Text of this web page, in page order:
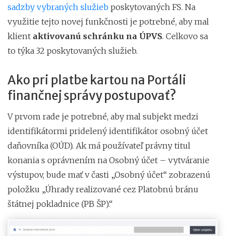
sadzby vybraných služieb poskytovaných FS. Na
využitie tejto novej funkčnosti je potrebné, aby mal
klient aktivovanú schránku na ÚPVS. Celkovo sa
to týka 32 poskytovaných služieb.
Ako pri platbe kartou na Portáli
finančnej správy postupovať?
V prvom rade je potrebné, aby mal subjekt medzi
identifikátormi pridelený identifikátor osobný účet
daňovníka (OÚD). Ak má používateľ právny titul
konania s oprávnením na Osobný účet – vytváranie
výstupov, bude mať v časti „Osobný účet“ zobrazenú
položku „Úhrady realizované cez Platobnú bránu
štátnej pokladnice (PB ŠP).“